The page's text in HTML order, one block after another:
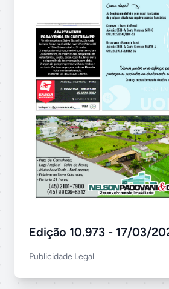
Edição 10.973 - 17/03/
Publicidade Legal